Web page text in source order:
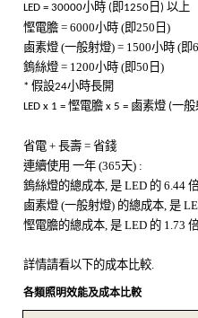
LED = 30000小時 (即1250 日)以上
慳電膽 = 6000小時 (即250 日)
鹵素燈 (一般射燈) = 1500小時 (即
鎢絲燈 = 1200小時 (即50 日)
*假設24小時長開
LED x 1 =慳電膽 x 5 = 鹵素燈 (一般
省電 +長壽 =省錢
連續使用 一年 (365天) :
鎢絲燈的總成本 ,是 LED 的 6.44
鹵素燈 (一般射燈) 的總成本 ,是
慳電膽的總成本 ,是 LED 的 1.73
詳情請看以下的成本比較
各類照明效能及成本比較